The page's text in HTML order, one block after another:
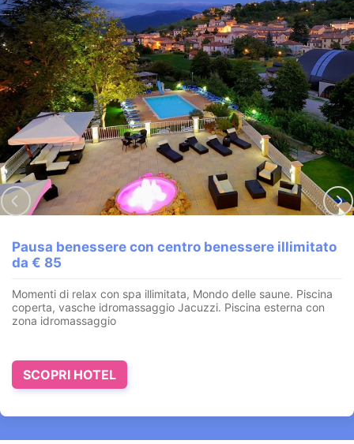
Pausa Benessere in Umbria. 1 notte e percorso
benessere in Spa da € 60
In posizione strategicatra Umbria, Marche e Toscana con
Soggiorno, prima colazione ePercorso benessere in Spa